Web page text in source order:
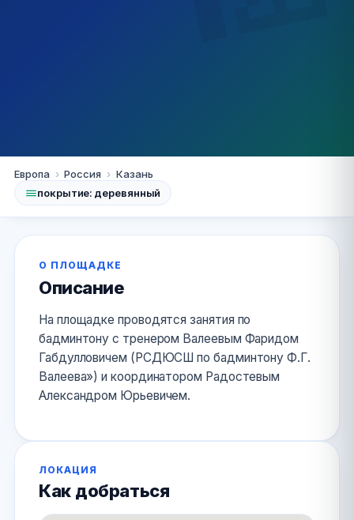
Казань
МБОУ «Лицей №116
им.М.И.Махмутова»
Вахитовского района
Сайт
Европа › Россия › Казань
покрытие: деревянный
О ПЛОЩАДКЕ
Описание
На площадке проводятся занятия по
бадминтону с тренером Валеевым Фаридом
Габдулловичем (РСДЮСШ по бадминтону Ф.Г.
Валеева») и координатором Радостевым
Александром Юрьевичем.
ЛОКАЦИЯ
Как добраться